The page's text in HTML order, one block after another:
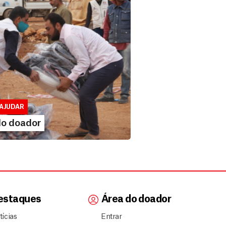
doador
para doadores de MSF....
MAIS
doador
Área do doador
Entrar